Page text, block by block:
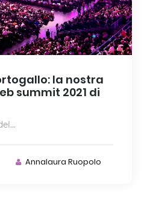
la nostra
summit 2021 di
Annalaura Ruopolo